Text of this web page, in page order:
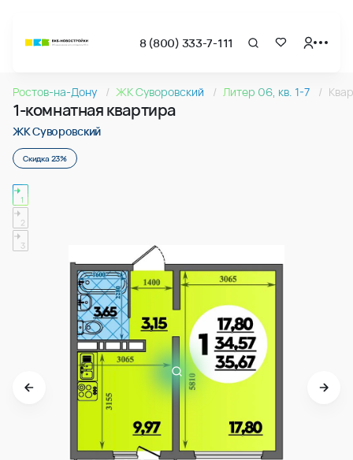
8 (800) 333-7-111
Квартира № 049 в ЖК Суворовский : подъезд 1, этаж 7,
1-комнатная квартира 35.67м2 в ЖК Суворовский,
1-комнатная квартира 35.67м2 в ЖК Суворовский,
Ростов-на-Дону ЖК Суворовский Литер 06, кв. 1-7
1-комнатная квартира
ЖК Суворовский
Скидка 23%